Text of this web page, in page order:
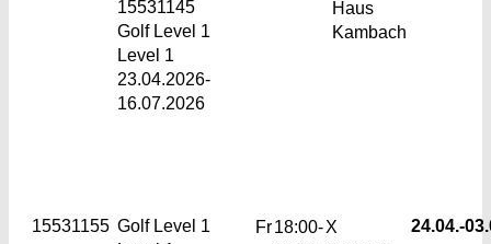
15531145
Golf Level 1
Level 1
23.04.2026-
16.07.2026
Haus
Kambach
15531155 Golf Level 1
Fr18:00-X
24.04.-